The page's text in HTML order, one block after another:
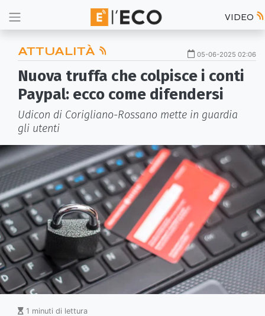
VIDEO
ATTUALITÀ 05-06-2025 02:06
Nuova truffa che colpisce i conti
Paypal: ecco come difendersi
Udicon di Corigliano-Rossano mette in guardia
gli utenti
1 minuti di lettura